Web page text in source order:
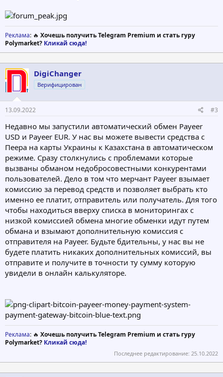
Реклама: 🔥 Хочешь получить Telegram Premium и стать гуру
Polymarket? Кликай сюда!
DigiChanger
Верифицирован
13.09.2022 #3
Недавно мы запустили автоматический обмен Payeer
USD и Payeer EUR. У нас вы можете вывести средства с
Пеера на карты Украины к Казахстана в автоматическом
режиме. Сразу столкнулись с проблемами которые
вызваны обманом недобросовестными конкурентами
пользователей. Дело в том что мерчант Payeer взымает
комиссию за перевод средств и позволяет выбрать кто
именно ее платит, отправитель или получатель. Для того
чтобы находиться вверху списка в мониторингах с
низкой комиссией обмена многие обменки идут путем
обмана и взымают дополнительную комиссия с
отправителя на Payeer. Будьте бдительны, у нас вы не
будете платить никаких дополнительных комиссий, вы
отправите и получите в точности ту сумму которую
увидели в онлайн калькуляторе.
Реклама: 🔥 Хочешь получить Telegram Premium и стать гуру
Polymarket? Кликай сюда!
Последнее редактирование: 25.10.2022